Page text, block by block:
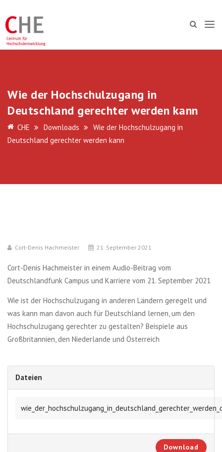
Wie der Hochschulzugang in
Deutschland gerechter werden kann
CHE Downloads
Wie der Hochschulzugang in
Deutschland gerechter werden kann
Cort-Denis Hachmeister 21. September 2021
Cort-Denis Hachmeister in einem Audio-Beitrag vom
Deutschlandfunk Campus und Karriere vom 21. September 2021
Wie ist der Hochschulzugang in anderen Ländern geregelt und
was kann man davon auch für Deutschland lernen, um den
Hochschulzugang gerechter zu gestalten? Beispiele aus
Großbritannien, den Niederlande und Österreich
Dateien
Download